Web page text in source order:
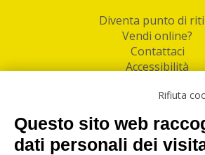
Diventa punto di
Vendi online?
Contattaci
Accessibilità
Facebook
Linkedin
Rifiuta
Questo sito web
dati personali dei